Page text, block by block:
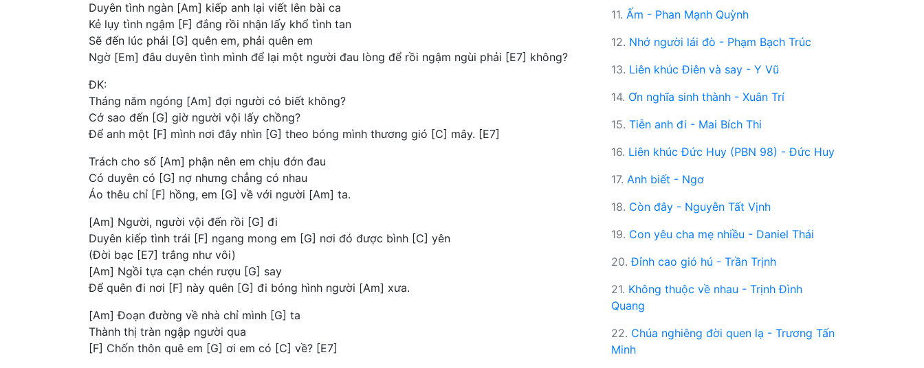
Duyên tình ngàn [Am] kiếp anh lại viết lên bài ca
Kẻ lụy tình ngậm [F] đắng rồi nhận lấy khổ tình tan
Sẽ đến lúc phải [G] quên em, phải quên em
Ngờ [Em] đâu duyên tình mình để lại một người đau lòng để rồi ngậm ngùi phải [E7] không?
ĐK:
Tháng năm ngóng [Am] đợi người có biết không?
Cớ sao đến [G] giờ người vội lấy chồng?
Để anh một [F] mình nơi đây nhìn [G] theo bóng mình thương gió [C] mây. [E7]
Trách cho số [Am] phận nên em chịu đớn đau
Có duyên có [G] nợ nhưng chẳng có nhau
Áo thêu chỉ [F] hồng, em [G] về với người [Am] ta.
[Am] Người, người vội đến rồi [G] đi
Duyên kiếp tình trái [F] ngang mong em [G] nơi đó được bình [C] yên
(Đời bạc [E7] trắng như vôi)
[Am] Ngồi tựa cạn chén rượu [G] say
Để quên đi nơi [F] này quên [G] đi bóng hình người [Am] xưa.
[Am] Đoạn đường về nhà chỉ mình [G] ta
Thành thị tràn ngập người qua
[F] Chốn thôn quê em [G] ơi em có [C] về? [E7]
11. Ấm - Phan Mạnh Quỳnh
12. Nhớ người lái đò - Phạm Bạch Trúc
13. Liên khúc Điên và say - Y Vũ
14. Ơn nghĩa sinh thành - Xuân Trí
15. Tiễn anh đi - Mai Bích Thi
16. Liên khúc Đức Huy (PBN 98) - Đức Huy
17. Anh biết - Ngơ
18. Còn đây - Nguyễn Tất Vịnh
19. Con yêu cha mẹ nhiều - Daniel Thái
20.Đỉnh cao gió hú - Trần Trịnh
21. Không thuộc về nhau - Trịnh Đình
Quang
22. Chúa nghiêng đời quen lạ - Trương Tấn
Minh